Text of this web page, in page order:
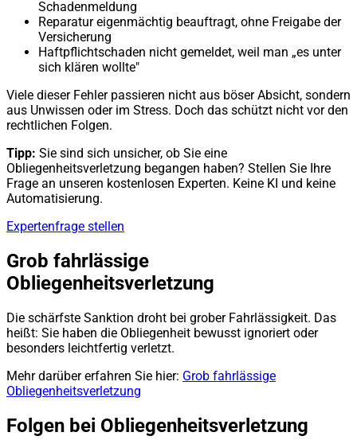
Schadenmeldung
Reparatur eigenmächtig beauftragt, ohne Freigabe der
Versicherung
Haftpflichtschaden nicht gemeldet, weil man „es unter
sich klären wollte"
Viele dieser Fehler passieren nicht aus böser Absicht, sondern
aus Unwissen oder im Stress. Doch das schützt nicht vor den
rechtlichen Folgen.
Tipp: Sie sind sich unsicher, ob Sie eine
Obliegenheitsverletzung begangen haben? Stellen Sie Ihre
Frage an unseren kostenlosen Experten. Keine KI und keine
Automatisierung.
Expertenfrage stellen
Grob fahrlässige
Obliegenheitsverletzung
Die schärfste Sanktion droht bei grober Fahrlässigkeit. Das
heißt: Sie haben die Obliegenheit bewusst ignoriert oder
besonders leichtfertig verletzt.
Mehr darüber erfahren Sie hier: Grob fahrlässige
Obliegenheitsverletzung
Folgen bei Obliegenheitsverletzung